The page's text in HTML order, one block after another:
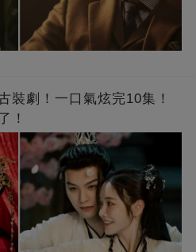
裝劇！一口氣炫完10集！
！